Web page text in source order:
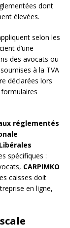
dont
élevées.
selon les
d’une
des avocats ou
à la TVA
déclarées lors
réglementés
spécifiques :
CARPIMKO
caisses doit
en ligne,